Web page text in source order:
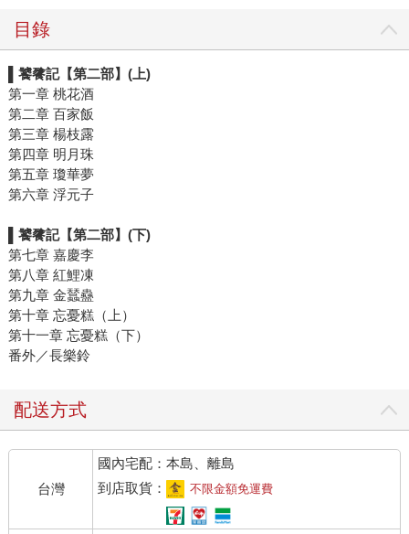
目錄
▌饕餮記【第二部】(上)
第一章 桃花酒
第二章 百家飯
第三章 楊枝露
第四章 明月珠
第五章 瓊華夢
第六章 浮元子
▌饕餮記【第二部】(下)
第七章 嘉慶李
第八章 紅鯉凍
第九章 金蠺蠱
第十章 忘憂糕（上）
第十一章 忘憂糕（下）
番外／長樂鈴
配送方式
台灣
國內宅配：本島、離島
到店取貨：
不限金額免運費